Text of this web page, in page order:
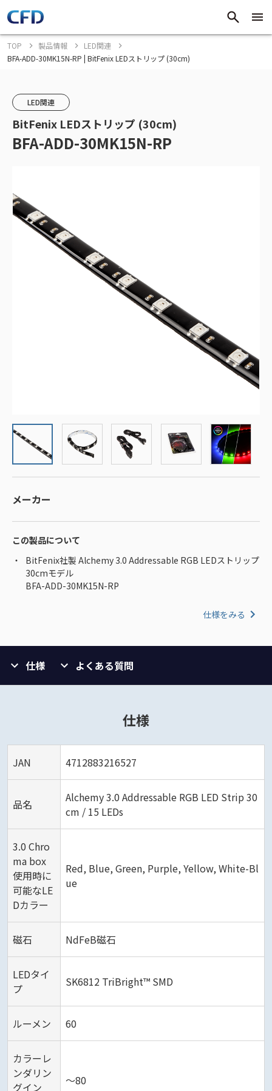
TOP 製品情報
LED関連
BFA-ADD-30MK15N-RP | BitFenix LEDストリップ (30cm)
LED関連
BitFenix LEDストリップ (30cm)
BFA-ADD-30MK15N-RP
メーカー
この製品について
BitFenix社製 Alchemy 3.0 Addressable RGB LEDストリップ
30cmモデル
BFA-ADD-30MK15N-RP
仕様をみる
仕様 よくある質問
仕様
JAN 4712883216527
品名
Alchemy 3.0 Addressable RGB LED Strip 30
cm / 15 LEDs
3.0 Chro
ma box
使用時に
可能なLE
Dカラー
Red, Blue, Green, Purple, Yellow, White-Bl
ue
磁石 NdFeB磁石
LEDタイ
プ
SK6812 TriBright™ SMD
ルーメン 60
カラーレ
ンダリン
グイン
～80